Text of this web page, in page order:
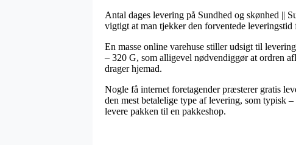
Antal dages levering på Sundhed og skønhed ||
vigtigt at man tjekker den forventede
En masse online varehuse stiller udsigt til
– 320 G, som alligevel nødvendiggør at ordren
drager hjemad.
Nogle få internet foretagender præsterer gratis
den mest betalelige type af levering, som typisk
levere pakken til en pakkeshop.